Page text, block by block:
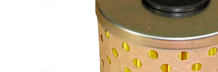
пн-пт 09:00–17:00 (UTC+6)